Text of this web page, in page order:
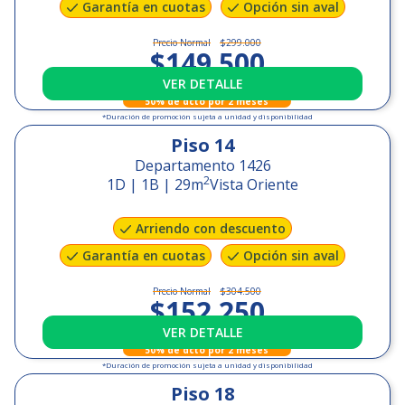
Garantía en cuotas
Opción sin aval
Precio Normal $299.000
$149.500
+$78.000GGCC
50% de dcto por 2 meses
*Duración de promoción sujeta a unidad y disponibilidad
VER DETALLE
Piso 14
Departamento 1426
1D | 1B | 29m2Vista Oriente
Arriendo con descuento
Garantía en cuotas
Opción sin aval
Precio Normal $304.500
$152.250
+$78.000GGCC
50% de dcto por 2 meses
*Duración de promoción sujeta a unidad y disponibilidad
VER DETALLE
Piso 18